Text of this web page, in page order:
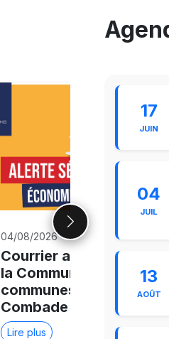
04/08/2026
Courrier aux habitants de
la Communauté de
communes Briance
Combade
Lire plus
17
JUIN
04
JUIL
13
AOÛT